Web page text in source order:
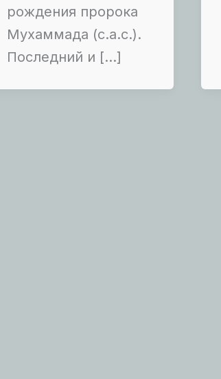
рождения пророка
Мухаммада (с.а.с.).
Последний и […]